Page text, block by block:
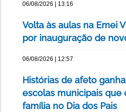
06/08/2026 | 13:16
Volta às aulas na Emei
por inauguração de
06/08/2026 | 12:57
Histórias de afeto
escolas municipais que
família no Dia dos Pais